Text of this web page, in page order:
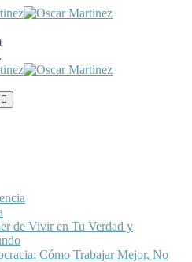
de Vivir en Tu Verdad y
Cómo Trabajar Mejor, No